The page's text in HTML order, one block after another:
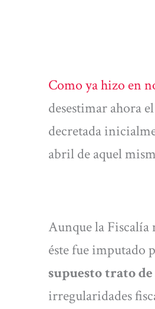
Como ya hizo en
desestimar ahora
decretada
abril de aquel
Aunque la Fiscalía
éste fue imputado
supuesto trato
irregularidades